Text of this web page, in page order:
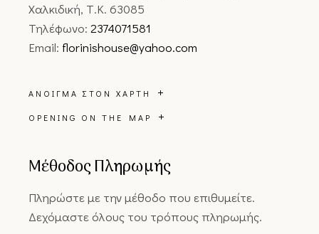
Χαλκιδική, Τ.Κ. 63085
Τηλέφωνο: 2374071581
Email: florinishouse@yahoo.com
ΆΝΟΙΓΜΑ ΣΤΟΝ ΧΆΡΤΗ
OPENING ON THE MAP
Μέθοδος Πληρωμής
Πληρώστε με την μέθοδο που επιθυμείτε.
Δεχόμαστε όλους του τρόπους πληρωμής.